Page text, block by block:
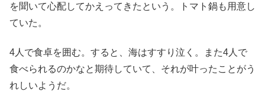
を聞いて心配してかえってきたという。トマト鍋も用意し
ていた。
4人で食卓を囲む。 すると、海はすすり泣く。また4人で
食べられるのかなと期待していて、それが叶ったことがう
れしいようだ。